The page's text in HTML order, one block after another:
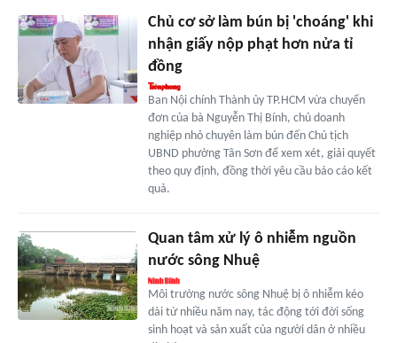
Chủ cơ sở làm bún bị 'choáng' khi
nhận giấy nộp phạt hơn nửa tỉ
đồng
Ban Nội chính Thành ủy TP.HCM vừa chuyển
đơn của bà Nguyễn Thị Bính, chủ doanh
nghiệp nhỏ chuyên làm bún đến Chủ tịch
UBND phường Tân Sơn để xem xét, giải quyết
theo quy định, đồng thời yêu cầu báo cáo kết
quả.
Quan tâm xử lý ô nhiễm nguồn
nước sông Nhuệ
Môi trường nước sông Nhuệ bị ô nhiễm kéo
dài từ nhiều năm nay, tác động tới đời sống
sinh hoạt và sản xuất của người dân ở nhiều